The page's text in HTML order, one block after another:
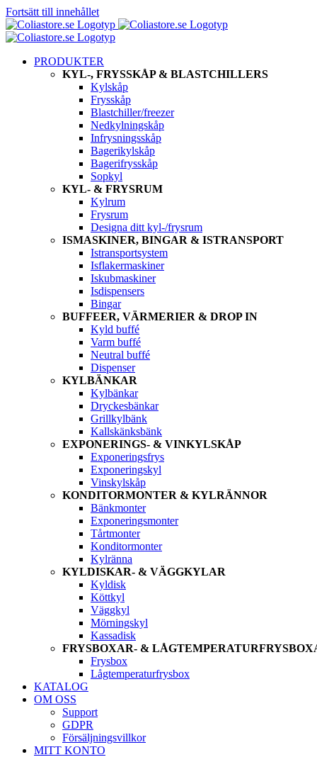
Fortsätt till innehållet
PRODUKTER
KYL-, FRYSSKÅP & BLASTCHILLERS
Kylskåp
Frysskåp
Blastchiller/freezer
Nedkylningskåp
Infrysningsskåp
Bagerikylskåp
Bagerifrysskåp
Sopkyl
KYL- & FRYSRUM
Kylrum
Frysrum
Designa ditt kyl-/frysrum
ISMASKINER, BINGAR & ISTRANSPORT
Istransportsystem
Isflakermaskiner
Iskubmaskiner
Isdispensers
Bingar
BUFFEER, VÄRMERIER & DROP IN
Kyld buffé
Varm buffé
Neutral buffé
Dispenser
KYLBÄNKAR
Kylbänkar
Dryckesbänkar
Grillkylbänk
Kallskänksbänk
EXPONERINGS- & VINKYLSKÅP
Exponeringsfrys
Exponeringskyl
Vinskylskåp
KONDITORMONTER & KYLRÄNNOR
Bänkmonter
Exponeringsmonter
Tårtmonter
Konditormonter
Kylränna
KYLDISKAR- & VÄGGKYLAR
Kyldisk
Köttkyl
Väggkyl
Mörningskyl
Kassadisk
FRYSBOXAR- &
Frysbox
Lågtemperaturfrysbox
KATALOG
OM OSS
Support
GDPR
Försäljningsvillkor
MITT KONTO